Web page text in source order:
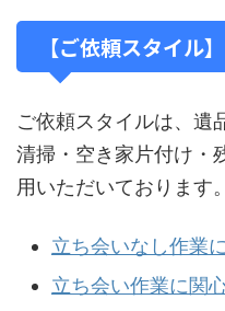
【ご依頼スタイル】
ご依頼スタイルは、遺
清掃・空き家片付け・
用いただいております。
立ち会いなし作業
立ち会い作業に関